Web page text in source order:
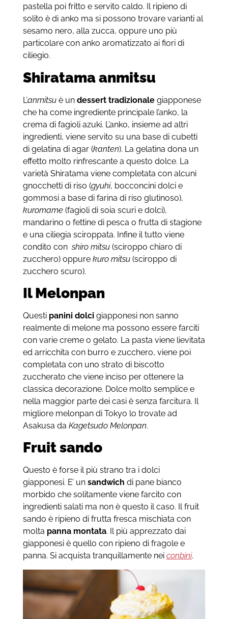
pastella poi fritto e servito caldo. Il ripieno di
solito è di anko ma si possono trovare varianti al
sesamo nero, alla zucca, oppure uno più
particolare con anko aromatizzato ai fiori di
ciliegio.
Shiratama anmitsu
L’anmitsuè un dessert tradizionalegiapponese
che ha come ingrediente principale l’anko, la
crema di fagioli azuki. L’anko, insieme ad altri
ingredienti, viene servito su una base di cubetti
di gelatina di agar (kanten). La gelatina dona un
effetto molto rinfrescante a questo dolce. La
varietà Shiratama viene completata con alcuni
gnocchetti di riso (gyuhi, bocconcini dolci e
gommosi a base di farina di riso glutinoso),
kuromame (fagioli di soia scuri e dolci),
mandarino o fettine di pesca o frutta di stagione
e una ciliegia sciroppata. Infine il tutto viene
condito conshiro mitsu(sciroppo chiaro di
zucchero) oppure kuro mitsu(sciroppo di
zucchero scuro).
Il Melonpan
Questi panini dolci giapponesi non sanno
realmente di melone ma possono essere farciti
con varie creme o gelato. La pasta viene lievitata
ed arricchita con burro e zucchero, viene poi
completata con uno strato di biscotto
zuccherato che viene inciso per ottenere la
classica decorazione. Dolce molto semplice e
nella maggior parte dei casi è senza farcitura. Il
migliore melonpan di Tokyo lo trovate ad
Asakusa da Kagetsudo Melonpan.
Fruit sando
Questo è forse il più strano tra i dolci
giapponesi. E’ un sandwich di pane bianco
morbido che solitamente viene farcito con
ingredienti salati ma non è questo il caso. Il fruit
sando è ripieno di frutta fresca mischiata con
molta panna montata. Il più apprezzato dai
giapponesi è quello con ripieno di fragole e
panna. Si acquista tranquillamente nei conbini.